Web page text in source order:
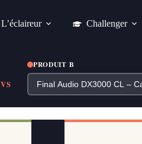
L’éclaireur Challenger
VS
PRODUIT B